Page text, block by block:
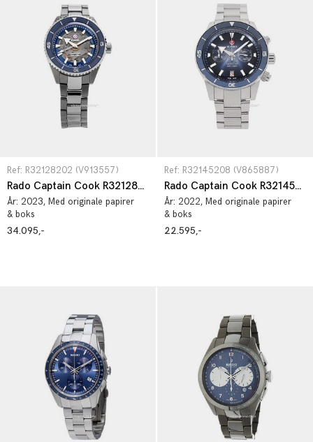
Ref: R32128202 (V913557)
Rado Captain Cook R32128202
År: 2023, Med originale papirer
& boks
34.095,-
Ref: R32145208 (V865887)
Rado Captain Cook R32145208
År: 2022, Med originale papirer
& boks
22.595,-